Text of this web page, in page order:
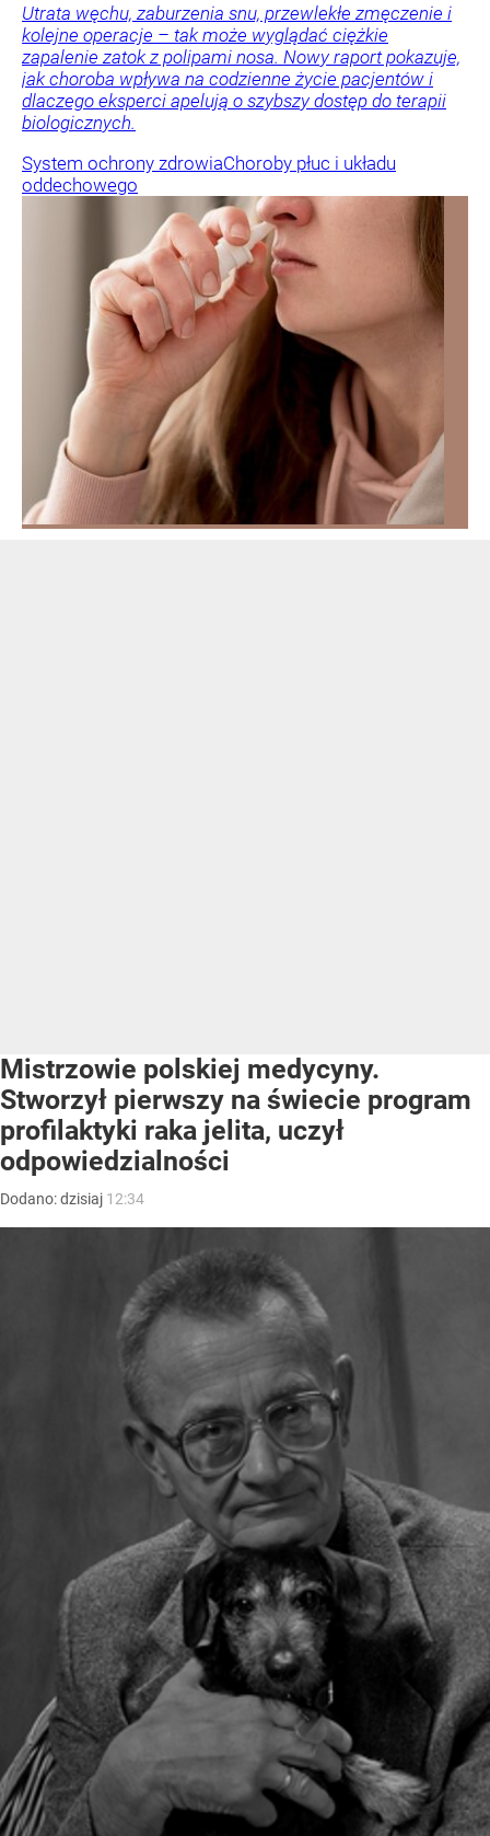
Utrata węchu, zaburzenia snu, przewlekłe zmęczenie i
kolejne operacje – tak może wyglądać ciężkie
zapalenie zatok z polipami nosa. Nowy raport pokazuje,
jak choroba wpływa na codzienne życie pacjentów i
dlaczego eksperci apelują o szybszy dostęp do terapii
biologicznych.
System ochrony zdrowiaChoroby płuc i układu
oddechowego
Mistrzowie polskiej medycyny.
Stworzył pierwszy na świecie program
profilaktyki raka jelita, uczył
odpowiedzialności
Dodano:dzisiaj 12:34